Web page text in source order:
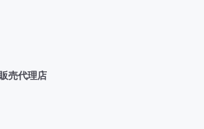
売代理店